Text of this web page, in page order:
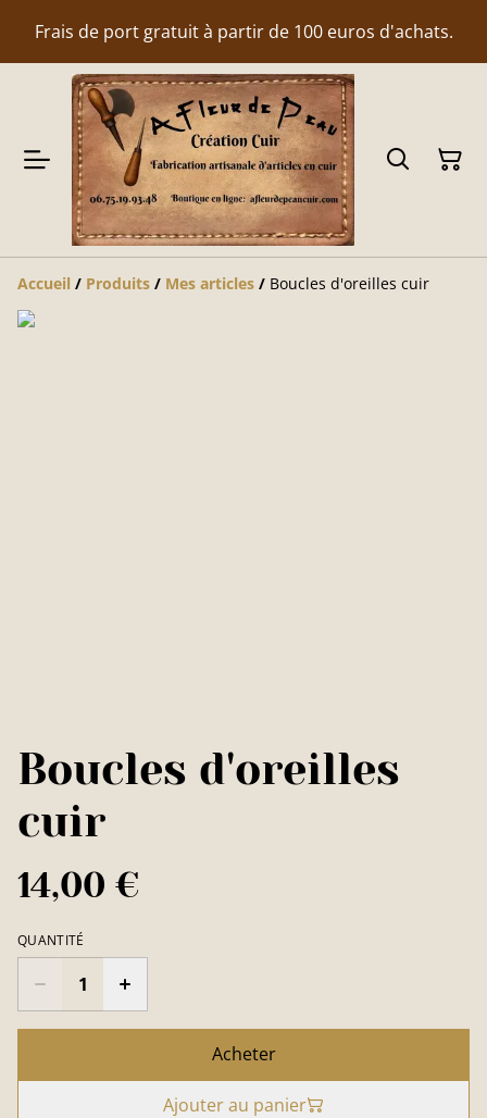
Frais de port gratuit à partir de 100 euros d'achats.
Accueil / Produits / Mes articles / Boucles d'oreilles cuir
Boucles d'oreilles
cuir
14,00 €
QUANTITÉ
Acheter
Ajouter au panier